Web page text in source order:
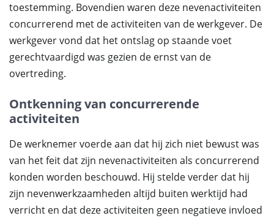
toestemming. Bovendien waren deze nevenactiviteiten
concurrerend met de activiteiten van de werkgever. De
werkgever vond dat het ontslag op staande voet
gerechtvaardigd was gezien de ernst van de
overtreding.
Ontkenning van concurrerende
activiteiten
De werknemer voerde aan dat hij zich niet bewust was
van het feit dat zijn nevenactiviteiten als concurrerend
konden worden beschouwd. Hij stelde verder dat hij
zijn nevenwerkzaamheden altijd buiten werktijd had
verricht en dat deze activiteiten geen negatieve invloed